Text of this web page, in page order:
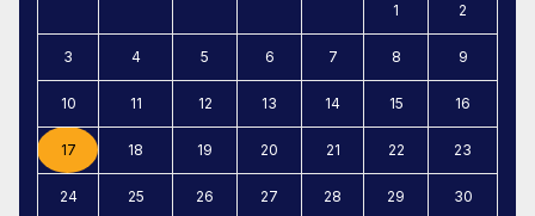
1 2
3 4 5 6 7 8 9
10 11 12 13 14 15 16
17 18 19 20 21 22 23
24 25 26 27 28 29 30